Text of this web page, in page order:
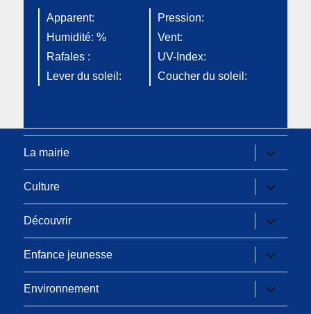
Apparent:
Pression:
Humidité: %
Vent:
Rafales :
UV-Index:
Lever du soleil:
Coucher du soleil:
La mairie
ouvrir
le
sous-
menu
Culture
ouvrir
le
sous-
menu
Découvrir
ouvrir
le
sous-
menu
Enfance jeunesse
ouvrir
le
sous-
menu
Environnement
ouvrir
le
sous-